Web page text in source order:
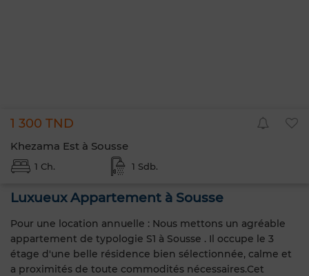
1 300 TND
Khezama Est à Sousse
1 Ch. 1 Sdb.
Luxueux Appartement à Sousse
Pour une location annuelle : Nous mettons un agréable
appartement de typologie S1 à Sousse . Il occupe le 3
étage d'une belle résidence bien sélectionnée, calme et
a proximités de toute commodités nécessaires.Cet